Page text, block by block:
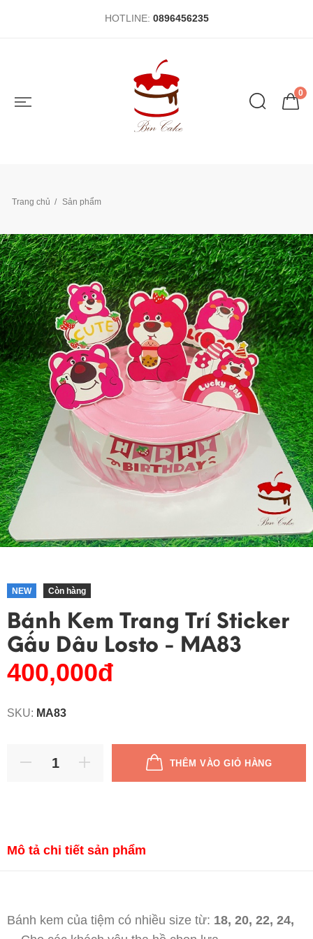
HOTLINE: 0896456235
0
Trang chủ Sản phẩm
NEW Còn hàng
Bánh Kem Trang Trí Sticker
Gấu Dâu Losto - MA83
400,000đ
SKU: MA83
THÊM VÀO GIỎ HÀNG
Mô tả chi tiết sản phẩm
Bánh kem của tiệm có nhiều size từ: 18, 20, 22, 24,